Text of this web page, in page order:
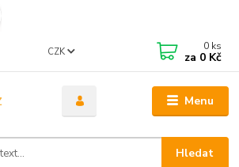
Menu
CZK
Hledat
0 ks
za 0 Kč